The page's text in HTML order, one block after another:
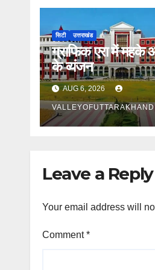
सिटी उत्तराखंड
ग्राफिक एरा में महके
के व्यंजन
AUG 6, 2026
VALLEYOFUTTARAKHAND
Leave a Reply
Your email address will
Comment*